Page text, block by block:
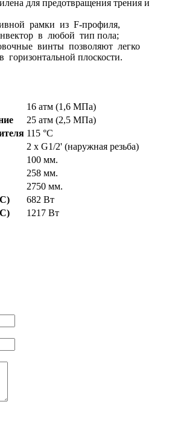
для предотвращения трения и
рамки из F-профиля,
в любой тип пола;
винты позволяют легко
горизонтальной плоскости.
16 атм (1,6 МПа)
25 атм (2,5 МПа)
115 °С
2 х G1/2' (наружная резьба)
100 мм.
258 мм.
2750 мм.
682 Вт
1217 Вт